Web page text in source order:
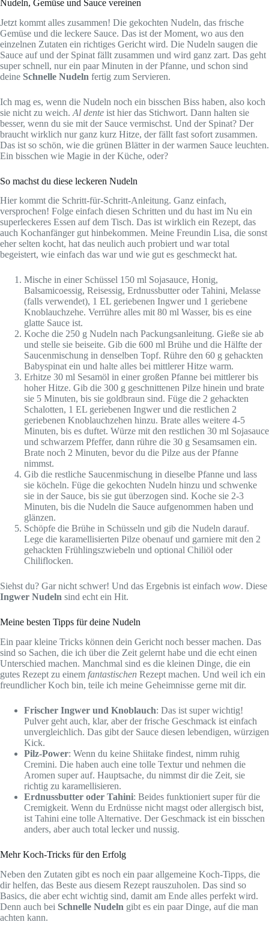
Nudeln, Gemüse und Sauce vereinen
Jetzt kommt alles zusammen! Die gekochten Nudeln, das frische
Gemüse und die leckere Sauce. Das ist der Moment, wo aus den
einzelnen Zutaten ein richtiges Gericht wird. Die Nudeln saugen die
Sauce auf und der Spinat fällt zusammen und wird ganz zart. Das geht
super schnell, nur ein paar Minuten in der Pfanne, und schon sind
deine Schnelle Nudeln fertig zum Servieren.
Ich mag es, wenn die Nudeln noch ein bisschen Biss haben, also koch
sie nicht zu weich. Al dente ist hier das Stichwort. Dann halten sie
besser, wenn du sie mit der Sauce vermischst. Und der Spinat? Der
braucht wirklich nur ganz kurz Hitze, der fällt fast sofort zusammen.
Das ist so schön, wie die grünen Blätter in der warmen Sauce leuchten.
Ein bisschen wie Magie in der Küche, oder?
So machst du diese leckeren Nudeln
Hier kommt die Schritt-für-Schritt-Anleitung. Ganz einfach,
versprochen! Folge einfach diesen Schritten und du hast im Nu ein
superleckeres Essen auf dem Tisch. Das ist wirklich ein Rezept, das
auch Kochanfänger gut hinbekommen. Meine Freundin Lisa, die sonst
eher selten kocht, hat das neulich auch probiert und war total
begeistert, wie einfach das war und wie gut es geschmeckt hat.
Mische in einer Schüssel 150 ml Sojasauce, Honig,
Balsamicoessig, Reisessig, Erdnussbutter oder Tahini, Melasse
(falls verwendet), 1 EL geriebenen Ingwer und 1 geriebene
Knoblauchzehe. Verrühre alles mit 80 ml Wasser, bis es eine
glatte Sauce ist.
Koche die 250 g Nudeln nach Packungsanleitung. Gieße sie ab
und stelle sie beiseite. Gib die 600 ml Brühe und die Hälfte der
Saucenmischung in denselben Topf. Rühre den 60 g gehackten
Babyspinat ein und halte alles bei mittlerer Hitze warm.
Erhitze 30 ml Sesamöl in einer großen Pfanne bei mittlerer bis
hoher Hitze. Gib die 300 g geschnittenen Pilze hinein und brate
sie 5 Minuten, bis sie goldbraun sind. Füge die 2 gehackten
Schalotten, 1 EL geriebenen Ingwer und die restlichen 2
geriebenen Knoblauchzehen hinzu. Brate alles weitere 4-5
Minuten, bis es duftet. Würze mit den restlichen 30 ml Sojasauce
und schwarzem Pfeffer, dann rühre die 30 g Sesamsamen ein.
Brate noch 2 Minuten, bevor du die Pilze aus der Pfanne
nimmst.
Gib die restliche Saucenmischung in dieselbe Pfanne und lass
sie köcheln. Füge die gekochten Nudeln hinzu und schwenke
sie in der Sauce, bis sie gut überzogen sind. Koche sie 2-3
Minuten, bis die Nudeln die Sauce aufgenommen haben und
glänzen.
Schöpfe die Brühe in Schüsseln und gib die Nudeln darauf.
Lege die karamellisierten Pilze obenauf und garniere mit den 2
gehackten Frühlingszwiebeln und optional Chiliöl oder
Chiliflocken.
Siehst du? Gar nicht schwer! Und das Ergebnis ist einfach wow. Diese
Ingwer Nudeln sind echt ein Hit.
Meine besten Tipps für deine Nudeln
Ein paar kleine Tricks können dein Gericht noch besser machen. Das
sind so Sachen, die ich über die Zeit gelernt habe und die echt einen
Unterschied machen. Manchmal sind es die kleinen Dinge, die ein
gutes Rezept zu einem fantastischen Rezept machen. Und weil ich ein
freundlicher Koch bin, teile ich meine Geheimnisse gerne mit dir.
Frischer Ingwer und Knoblauch: Das ist super wichtig!
Pulver geht auch, klar, aber der frische Geschmack ist einfach
unvergleichlich. Das gibt der Sauce diesen lebendigen, würzigen
Kick.
Pilz-Power: Wenn du keine Shiitake findest, nimm ruhig
Cremini. Die haben auch eine tolle Textur und nehmen die
Aromen super auf. Hauptsache, du nimmst dir die Zeit, sie
richtig zu karamellisieren.
Erdnussbutter oder Tahini: Beides funktioniert super für die
Cremigkeit. Wenn du Erdnüsse nicht magst oder allergisch bist,
ist Tahini eine tolle Alternative. Der Geschmack ist ein bisschen
anders, aber auch total lecker und nussig.
Mehr Koch-Tricks für den Erfolg
Neben den Zutaten gibt es noch ein paar allgemeine Koch-Tipps, die
dir helfen, das Beste aus diesem Rezept rauszuholen. Das sind so
Basics, die aber echt wichtig sind, damit am Ende alles perfekt wird.
Denn auch bei Schnelle Nudeln gibt es ein paar Dinge, auf die man
achten kann.